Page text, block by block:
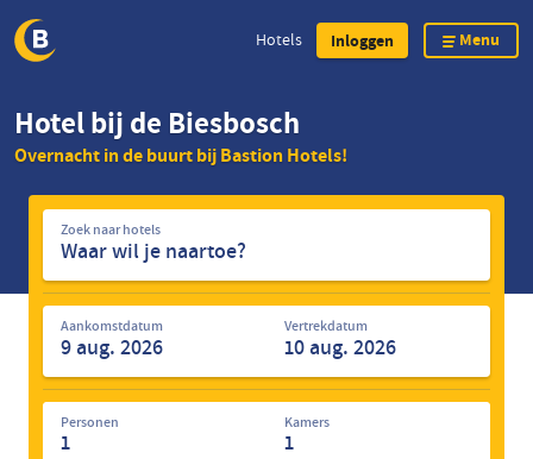
naar
inhoud
Hotels Inloggen Menu
Hotel bij de Biesbosch
Overnacht in de buurt bij Bastion Hotels!
Zoek
naar
hotels
Zoek naar hotels
Aankomstdatum Vertrekdatum
Personen
1
Kamers
1